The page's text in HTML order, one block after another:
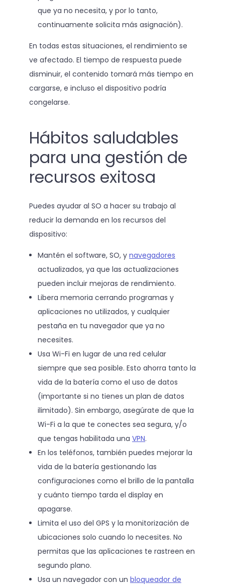
que ya no necesita, y por lo tanto,
continuamente solicita más asignación).
En todas estas situaciones, el rendimiento se
ve afectado. El tiempo de respuesta puede
disminuir, el contenido tomará más tiempo en
cargarse, e incluso el dispositivo podría
congelarse.
Hábitos saludables
para una gestión de
recursos exitosa
Puedes ayudar al SO a hacer su trabajo al
reducir la demanda en los recursos del
dispositivo:
Mantén el software, SO, y navegadores
actualizados, ya que las actualizaciones
pueden incluir mejoras de rendimiento.
Libera memoria cerrando programas y
aplicaciones no utilizados, y cualquier
pestaña en tu navegador que ya no
necesites.
Usa Wi-Fi en lugar de una red celular
siempre que sea posible. Esto ahorra tanto la
vida de la batería como el uso de datos
(importante si no tienes un plan de datos
ilimitado). Sin embargo, asegúrate de que la
Wi-Fi a la que te conectes sea segura, y/o
que tengas habilitada una VPN.
En los teléfonos, también puedes mejorar la
vida de la batería gestionando las
configuraciones como el brillo de la pantalla
y cuánto tiempo tarda el display en
apagarse.
Limita el uso del GPS y la monitorización de
ubicaciones solo cuando lo necesites. No
permitas que las aplicaciones te rastreen en
segundo plano.
Usa un navegador con un bloqueador de